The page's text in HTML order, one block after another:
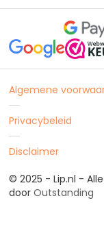
Algemene
Privacybeleid
Disclaimer
© 2025 - Lip.nl -
door Outstanding